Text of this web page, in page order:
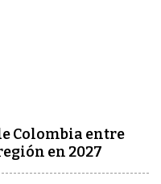
Colombia entre
en 2027